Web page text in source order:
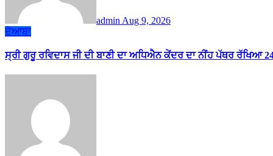
admin Aug 9, 2026
ਦੋਆਬਾ
ਸ੍ਰੀ ਗੁਰੂ ਰਵਿਦਾਸ ਜੀ ਦੀ ਬਾਣੀ ਦਾ ਅਧਿਐਨ ਕੇਂਦਰ ਦਾ ਨੀਂਹ ਪੱਥਰ ਰੱਖਿਆ